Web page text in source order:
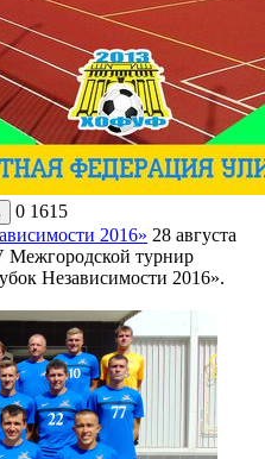
0 1615
2016» 28 августа
Межгородской турнир
Независимости 2016».